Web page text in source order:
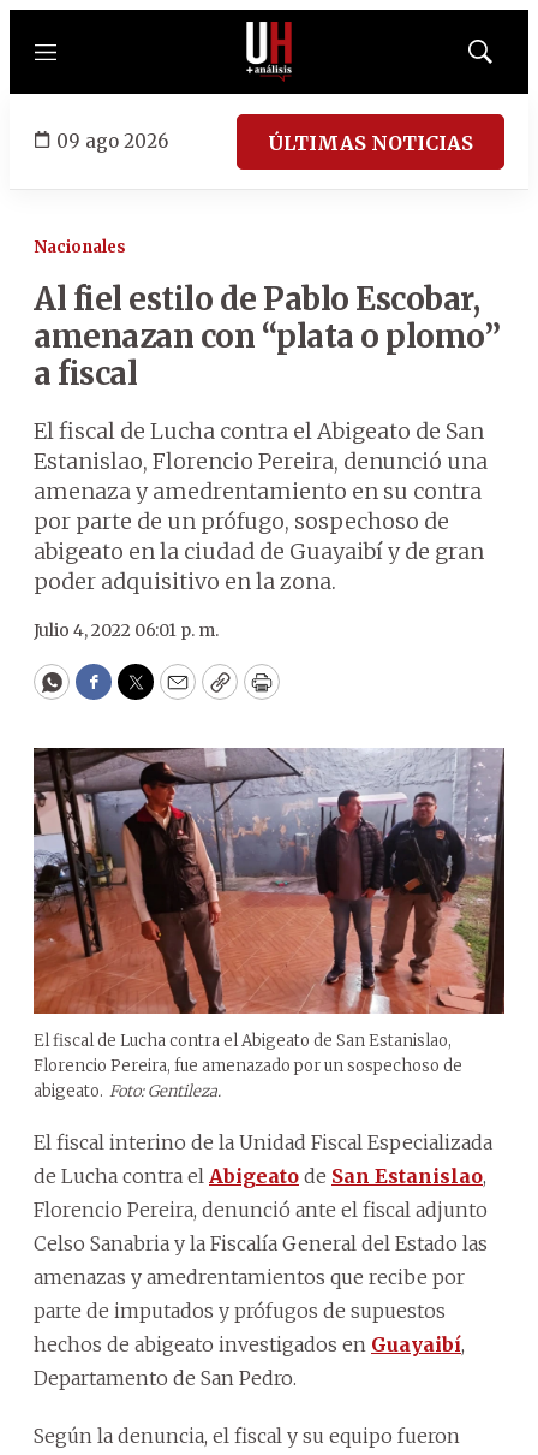
Menú
Mostrar
09 ago 2026 ÚLTIMAS NOTICIAS
Nacionales
Al fiel estilo de Pablo Escobar,
amenazan con “plata o plomo”
a fiscal
El fiscal de Lucha contra el Abigeato de San
Estanislao, Florencio Pereira, denunció una
amenaza y amedrentamiento en su contra
por parte de un prófugo, sospechoso de
abigeato en la ciudad de Guayaibí y de gran
poder adquisitivo en la zona.
Julio 4, 2022 06:01 p. m.
WhatsApp
Facebook
Twitter
EmailCopyPrint
El fiscal de Lucha contra el Abigeato de San Estanislao,
Florencio Pereira, fue amenazado por un sospechoso de
abigeato. Foto: Gentileza.
El fiscal interino de la Unidad Fiscal Especializada
de Lucha contra el Abigeato de San Estanislao,
Florencio Pereira, denunció ante el fiscal adjunto
Celso Sanabria y la Fiscalía General del Estado las
amenazas y amedrentamientos que recibe por
parte de imputados y prófugos de supuestos
hechos de abigeato investigados en Guayaibí,
Departamento de San Pedro.
Según la denuncia, el fiscal y su equipo fueron